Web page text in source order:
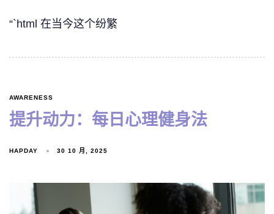
“`html 在当今这个纷繁
AWARENESS
提升动力：每日心理健身法
HAPDAY 30 10 月, 2025